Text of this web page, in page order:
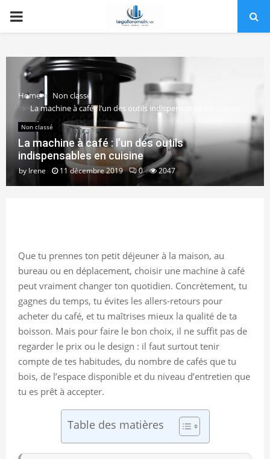
PRIMARY
Home
Non classé
La machine à café : l’un des outils indispensables en cuisine
Non classé
La machine à café : l’un des outils
indispensables en cuisine
by Irene 11 décembre 2019 0 2047
Que tu prennes ton petit déjeuner à la maison, au
bureau ou en déplacement, choisir une machine à café
peut vraiment changer ton quotidien. Concrètement, tu
gagnes du temps, tu évites les allers-retours pour
acheter du café, et tu maîtrises mieux la qualité de ta
boisson. Mais pour faire le bon choix, il ne suffit pas de
regarder le prix ou le design : il faut surtout tenir
compte de tes habitudes, du nombre de cafés que tu
bois, de l’espace disponible et du niveau d’entretien que
tu es prêt à accepter.
Table des matières